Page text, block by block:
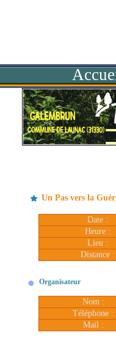
Un Pas vers la
Date :
Heure :
Lieu :
Distance :
Organisateur
Nom :
Téléphone :
Mail :